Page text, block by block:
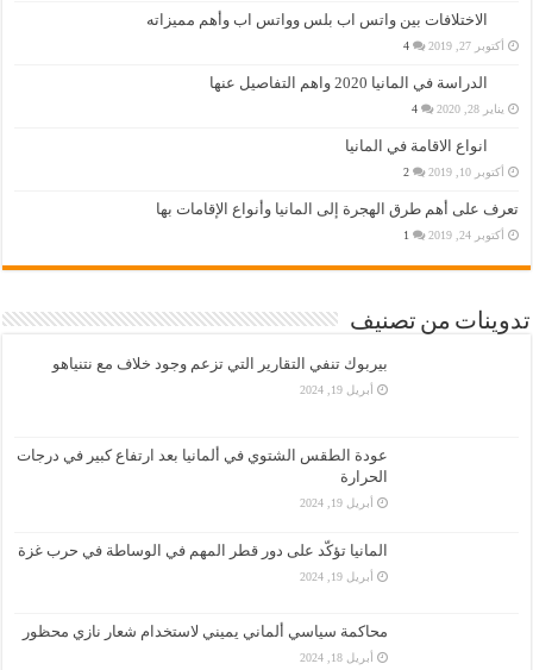
الاختلافات بين واتس اب بلس وواتس اب وأهم مميزاته
أكتوبر 27, 2019 4
الدراسة في المانيا 2020 واهم التفاصيل عنها
يناير 28, 2020 4
انواع الاقامة في المانيا
أكتوبر 10, 2019 2
تعرف على أهم طرق الهجرة إلى المانيا وأنواع الإقامات بها
أكتوبر 24, 2019 1
تدوينات من تصنيف
بيربوك تنفي التقارير التي تزعم وجود خلاف مع نتنياهو
أبريل 19, 2024
عودة الطقس الشتوي في ألمانيا بعد ارتفاع كبير في درجات
الحرارة
أبريل 19, 2024
المانيا تؤكّد على دور قطر المهم في الوساطة في حرب غزة
أبريل 19, 2024
محاكمة سياسي ألماني يميني لاستخدام شعار نازي محظور
أبريل 18, 2024